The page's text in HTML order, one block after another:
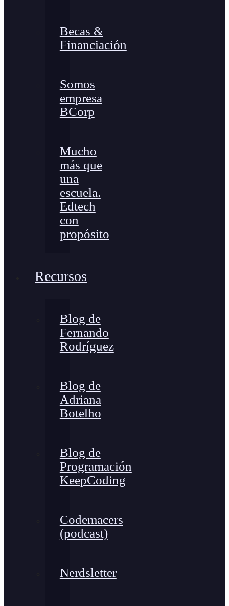
Becas &
Financiación
Somos
empresa
BCorp
Mucho
más que
una
escuela.
Edtech
con
propósito
Recursos
Blog de
Fernando
Rodríguez
Blog de
Adriana
Botelho
Blog de
Programación
KeepCoding
Codemacers
(podcast)
Nerdsletter